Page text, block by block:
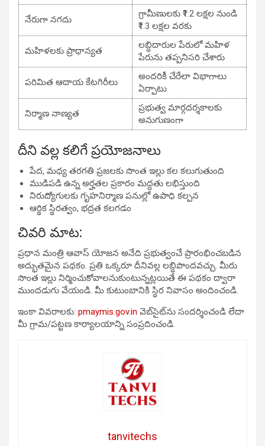
నేరుగా నగదు
గ్రామీణులకు ₹1.2 లక్షల నుండి
₹1.3 లక్షల వరకు
మహిళలకు ప్రాధాన్యత
లబ్ధిదారుల పేరులో మహిళ
పేరును తప్పనిసరి చేశారు
పరిమిత ఆదాయ కేటగిరీలు
అందరికీ చేరేలా విభాగాలు
ఏర్పాటు
నిర్మాణ నాణ్యత
ప్రభుత్వ మార్గదర్శకాలకు
అనుగుణంగా
దీని వల్ల కలిగే ప్రయోజనాలు
పేద, మధ్య తరగతి ప్రజలకు సొంత ఇల్లు కల కలుగుతుంది
ముడిపడి ఉన్న అర్హతల ప్రకారం మద్దతు లభిస్తుంది
నిరుద్యోగులకు గృహనిర్మాణ పనుల్లో ఉపాధి కల్పన
ఆర్థిక స్థిరత్వం, భద్రత కలగడం
చివరి మాట:
ప్రధాన మంత్రి ఆవాస్ యోజన అనేది ప్రభుత్వంచే ప్రారంభించబడిన
అద్భుతమైన పథకం. ప్రతి ఒక్కరూ దీనివల్ల లబ్ధిపొందవచ్చు. మీరు
సొంత ఇల్లు నిర్మించుకోవాలనుకుంటున్నట్లయితే ఈ పథకం ద్వారా
ముందడుగు వేయండి. మీ కుటుంబానికి స్థిర నివాసం అందించండి.
ఇంకా వివరాలకు: pmaymis.gov.in వెబ్‌సైట్‌ను సందర్శించండి లేదా
మీ గ్రామ/పట్టణ కార్యాలయాన్ని సంప్రదించండి.
tanvitechs